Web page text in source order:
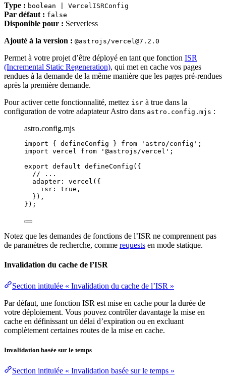
Type : boolean | VercelISRConfig
Par défaut : false
Disponible pour : Serverless
Ajouté à la version : @astrojs/vercel@7.2.0
Permet à votre projet d’être déployé en tant que fonction ISR
(Incremental Static Regeneration), qui met en cache vos pages
rendues à la demande de la même manière que les pages pré-rendues
après la première demande.
Pour activer cette fonctionnalité, mettez isr à true dans la
configuration de votre adaptateur Astro dans astro.config.mjs :
astro.config.mjs
import { defineConfig } from ' astro/config ' ;
import vercel from ' @astrojs/vercel ' ;
export default defineConfig ({
// ...
adapter: vercel ({
isr: true ,
}),
});
Notez que les demandes de fonctions de l’ISR ne comprennent pas
de paramètres de recherche, comme requests en mode statique.
Invalidation du cache de l’ISR
Section intitulée « Invalidation du cache de l’ISR »
Par défaut, une fonction ISR est mise en cache pour la durée de
votre déploiement. Vous pouvez contrôler davantage la mise en
cache en définissant un délai d’expiration ou en excluant
complètement certaines routes de la mise en cache.
Invalidation basée sur le temps
Section intitulée « Invalidation basée sur le temps »